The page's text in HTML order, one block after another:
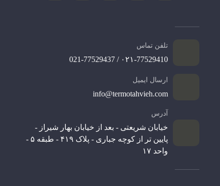
تلفن تماس
۰۲۱-77529410 / 021-77529437
ارسال ایمیل
info@termotahvieh.com
آدرس
خیابان شریعتی - بعد از خیابان بهار شیراز -
پایین تر از کوچه جباری - پلاک ۴۱۹ - طبقه ۵ -
واحد ۱۷